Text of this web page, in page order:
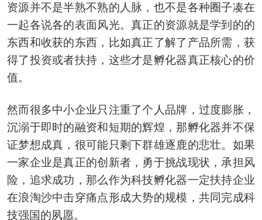
资源并不是半熟不熟的人脉，也不是各种圈子凑在
一起各说各的表面风光。真正的资源就是学到的的
东西和收获的东西，比如真正了解了产品所需，获
得了投资或者扶持，这些才是孵化器真正核心的价
值。
然而很多中小企业只注重了个人品牌，过度膨胀，
沉溺于即时的融资和短期的辉煌，那孵化器并不保
证梦想成真，很可能只剩下群雄逐鹿的悲壮。如果
一家企业是真正的创新者，勇于挑战现状，承担风
险，追求成功，那么作为科技孵化器一定扶持企业
在浪淘沙中击穿痛点形成大势的规模，共同完成科
技强国的夙愿。